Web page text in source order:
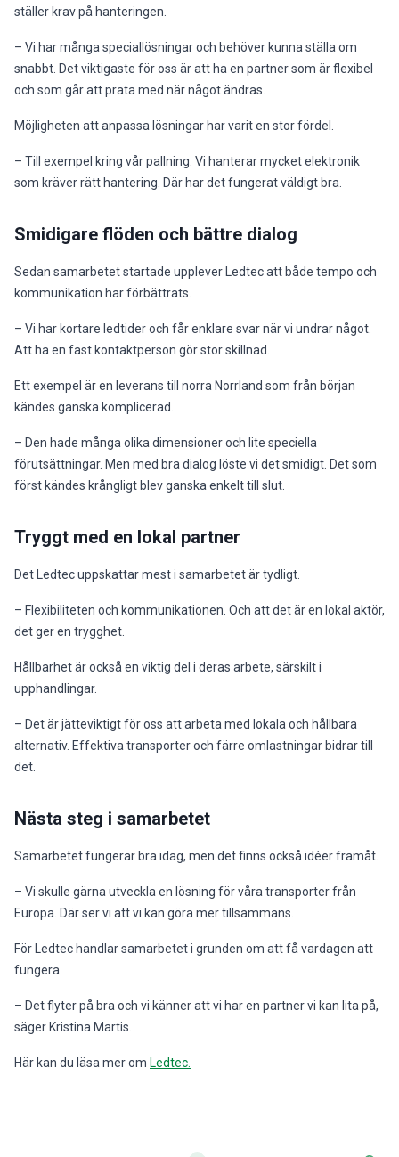
ställer krav på hanteringen.
– Vi har många speciallösningar och behöver kunna ställa om
snabbt. Det viktigaste för oss är att ha en partner som är flexibel
och som går att prata med när något ändras.
Möjligheten att anpassa lösningar har varit en stor fördel.
– Till exempel kring vår pallning. Vi hanterar mycket elektronik
som kräver rätt hantering. Där har det fungerat väldigt bra.
Smidigare flöden och bättre dialog
Sedan samarbetet startade upplever Ledtec att både tempo och
kommunikation har förbättrats.
– Vi har kortare ledtider och får enklare svar när vi undrar något.
Att ha en fast kontaktperson gör stor skillnad.
Ett exempel är en leverans till norra Norrland som från början
kändes ganska komplicerad.
– Den hade många olika dimensioner och lite speciella
förutsättningar. Men med bra dialog löste vi det smidigt. Det som
först kändes krångligt blev ganska enkelt till slut.
Tryggt med en lokal partner
Det Ledtec uppskattar mest i samarbetet är tydligt.
– Flexibiliteten och kommunikationen. Och att det är en lokal aktör,
det ger en trygghet.
Hållbarhet är också en viktig del i deras arbete, särskilt i
upphandlingar.
– Det är jätteviktigt för oss att arbeta med lokala och hållbara
alternativ. Effektiva transporter och färre omlastningar bidrar till
det.
Nästa steg i samarbetet
Samarbetet fungerar bra idag, men det finns också idéer framåt.
– Vi skulle gärna utveckla en lösning för våra transporter från
Europa. Där ser vi att vi kan göra mer tillsammans.
För Ledtec handlar samarbetet i grunden om att få vardagen att
fungera.
– Det flyter på bra och vi känner att vi har en partner vi kan lita på,
säger Kristina Martis.
Här kan du läsa mer om Ledtec.